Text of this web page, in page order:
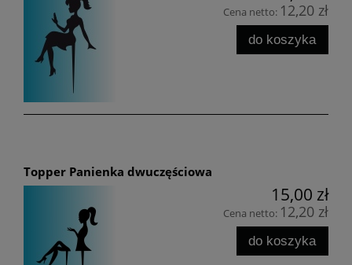
Cena netto: 12,20 zł
do koszyka
Topper Panienka dwuczęściowa
15,00 zł
Cena netto: 12,20 zł
do koszyka